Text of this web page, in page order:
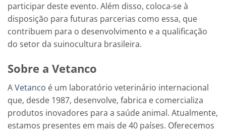
participar deste evento. Além disso, coloca-se à
disposição para futuras parcerias como essa, que
contribuem para o desenvolvimento e a qualificação
do setor da suinocultura brasileira.
Sobre a Vetanco
AVetanco é um laboratório veterinário internacional
que, desde 1987, desenvolve, fabrica e comercializa
produtos inovadores para a saúde animal. Atualmente,
estamos presentes em mais de 40 países. Oferecemos